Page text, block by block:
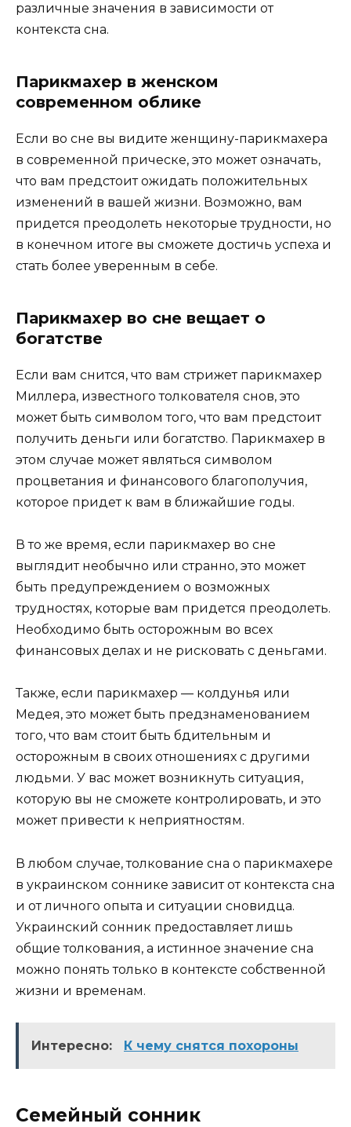
различные значения в зависимости от
контекста сна.
Парикмахер в женском
современном облике
Если во сне вы видите женщину-парикмахера
в современной прическе, это может означать,
что вам предстоит ожидать положительных
изменений в вашей жизни. Возможно, вам
придется преодолеть некоторые трудности, но
в конечном итоге вы сможете достичь успеха и
стать более уверенным в себе.
Парикмахер во сне вещает о
богатстве
Если вам снится, что вам стрижет парикмахер
Миллера, известного толкователя снов, это
может быть символом того, что вам предстоит
получить деньги или богатство. Парикмахер в
этом случае может являться символом
процветания и финансового благополучия,
которое придет к вам в ближайшие годы.
В то же время, если парикмахер во сне
выглядит необычно или странно, это может
быть предупреждением о возможных
трудностях, которые вам придется преодолеть.
Необходимо быть осторожным во всех
финансовых делах и не рисковать с деньгами.
Также, если парикмахер — колдунья или
Медея, это может быть предзнаменованием
того, что вам стоит быть бдительным и
осторожным в своих отношениях с другими
людьми. У вас может возникнуть ситуация,
которую вы не сможете контролировать, и это
может привести к неприятностям.
В любом случае, толкование сна о парикмахере
в украинском соннике зависит от контекста сна
и от личного опыта и ситуации сновидца.
Украинский сонник предоставляет лишь
общие толкования, а истинное значение сна
можно понять только в контексте собственной
жизни и временам.
Интересно: К чему снятся похороны
Семейный сонник